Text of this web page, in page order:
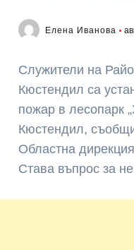
Елена Иванова
Служители на
Кюстендил са
пожар в лесопарк
Кюстендил,
Областна
Става въпрос за